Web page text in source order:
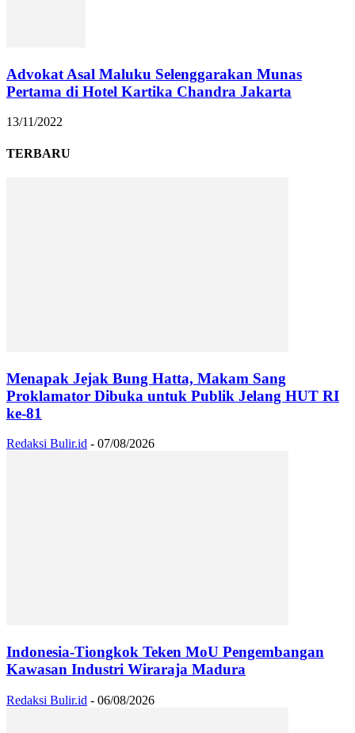
Advokat Asal Maluku Selenggarakan Munas
Pertama di Hotel Kartika Chandra Jakarta
13/11/2022
TERBARU
Menapak Jejak Bung Hatta, Makam Sang
Proklamator Dibuka untuk Publik Jelang HUT RI
ke-81
Redaksi Bulir.id - 07/08/2026
Indonesia-Tiongkok Teken MoU Pengembangan
Kawasan Industri Wiraraja Madura
Redaksi Bulir.id - 06/08/2026